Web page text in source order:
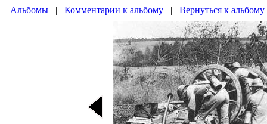
Альбомы | Комментарии к альбому | Вернуться к